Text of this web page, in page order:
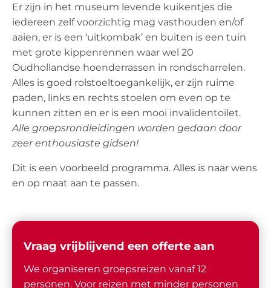
Er zijn in het museum levende kuikentjes die
iedereen zelf voorzichtig mag vasthouden en/of
aaien, er is een ‘uitkombak’ en buiten is een tuin
met grote kippenrennen waar wel 20
Oudhollandse hoenderrassen in rondscharrelen.
Alles is goed rolstoeltoegankelijk, er zijn ruime
paden, links en rechts stoelen om even op te
kunnen zitten en er is een mooi invalidentoilet.
Alle groepsrondleidingen worden gedaan door
zeer enthousiaste gidsen!
Dit is een voorbeeld programma. Alles is naar wens
en op maat aan te passen.
Vraag vrijblijvend een offerte aan
We organiseren groepsreizen vanaf 12
personen. Voor reizen met minder personen